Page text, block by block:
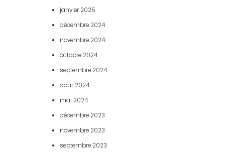
janvier 2025
décembre 2024
novembre 2024
octobre 2024
septembre 2024
août 2024
mai 2024
décembre 2023
novembre 2023
septembre 2023